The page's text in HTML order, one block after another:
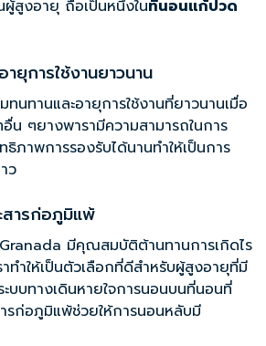
สูงอายุ ถือเป็นหนึ่งในที่นอนแก้ปวด
ยุการใช้งานยาวนาน
นทานและอายุการใช้งานที่ยาวนานเมื่อ
น ๆยางพารามีความสามารถในการ
ธิภาพการรองรับได้นานทำให้เป็นการ
ว
สารก่อภูมิแพ้
มีคุณสมบัติต้านทานการเกิดไร
าทำให้เป็นตัวเลือกที่ดีสำหรับผู้สูงอายุที่มี
บบทางเดินหายใจการนอนบนที่นอนที่
รก่อภูมิแพ้ช่วยให้การนอนหลับมี